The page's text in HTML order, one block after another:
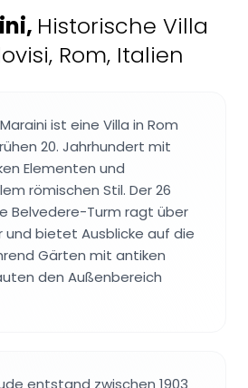
, Historische Villa
Rom, Italien
ist eine Villa in Rom
20. Jahrhundert mit
Elementen und
römischen Stil. Der 26
Belvedere-Turm ragt über
und bietet Ausblicke auf die
Gärten mit antiken
den Außenbereich
entstand zwischen 1903